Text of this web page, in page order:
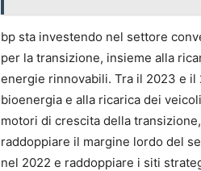
bp sta investendo nel settore
per la transizione, insieme alla
energie rinnovabili. Tra il 2023 e il
bioenergia e alla ricarica dei
motori di crescita della
raddoppiare il margine lordo del
nel 2022 e raddoppiare i siti